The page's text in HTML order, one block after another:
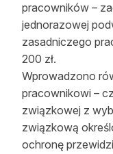
pracowników –
jednorazowej
zasadniczego
200 zł.
Wprowadzono
pracownikowi –
związkowej z
związkową
ochronę